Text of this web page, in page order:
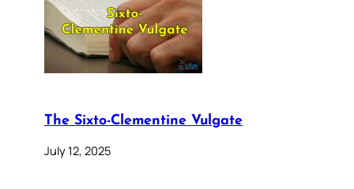
The Sixto-Clementine Vulgate
July 12, 2025